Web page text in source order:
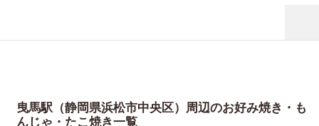
曳馬駅（静岡県浜松市中央区）周辺のお好み焼き・も
んじゃ・たこ焼き一覧